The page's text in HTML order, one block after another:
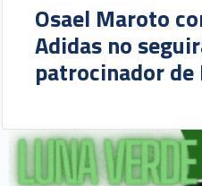
Osael Maroto
Adidas no
patrocinador de